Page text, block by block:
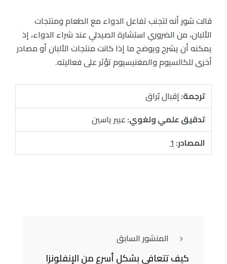
قالت شور أنه لتجنب تفاعل الدواء مع الطعام ومنتجات
الألبان، من الضروري استشارة الصيدلي عند شراء الدواء، إذ
يمكنه أن يشرح ويوضح ما إذا كانت منتجات الألبان أو مصادر
أخرى للكالسيوم والمغنيسيوم تؤثر على فعاليته.
ترجمة:إقبال بُراق
تدقيق علمي ولغوي:عبير ياسين
المصادر:1
المنشور السابق
كيف تتعافى بشكل أسرع من الإنفلونزا